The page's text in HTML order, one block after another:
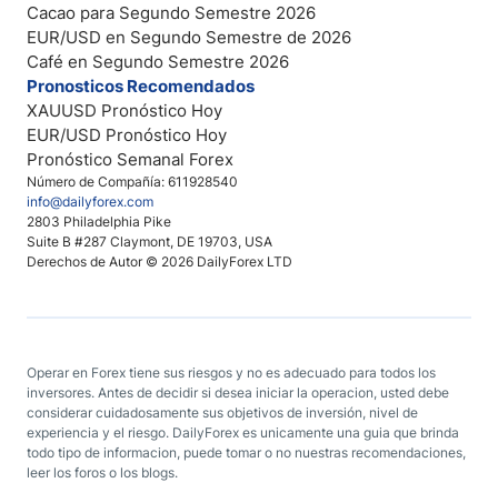
Número de Compañía: 611928540
info@dailyforex.com
2803 Philadelphia Pike
Suite B #287 Claymont, DE 19703, USA
Derechos de Autor © 2026 DailyForex LTD
Cacao para Segundo Semestre 2026
EUR/USD en Segundo Semestre de 2026
Café en Segundo Semestre 2026
Pronosticos Recomendados
XAUUSD Pronóstico Hoy
EUR/USD Pronóstico Hoy
Pronóstico Semanal Forex
Operar en Forex tiene sus riesgos y no es adecuado para todos los
inversores. Antes de decidir si desea iniciar la operacion, usted debe
considerar cuidadosamente sus objetivos de inversión, nivel de
experiencia y el riesgo. DailyForex es unicamente una guia que brinda
todo tipo de informacion, puede tomar o no nuestras recomendaciones,
leer los foros o los blogs.